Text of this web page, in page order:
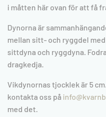
i måtten här ovan för att få
Dynorna är
mellan sitt- och ryggdel
sittdyna och ryggdyna.
dragkedja.
Vikdynornas tjocklek är 5
kontakta oss på
med det.